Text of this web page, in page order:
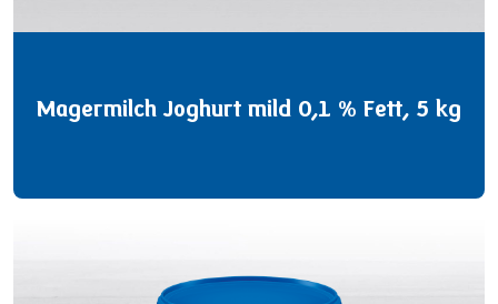
Magermilch Joghurt mild 0,1 % Fett, 5 kg